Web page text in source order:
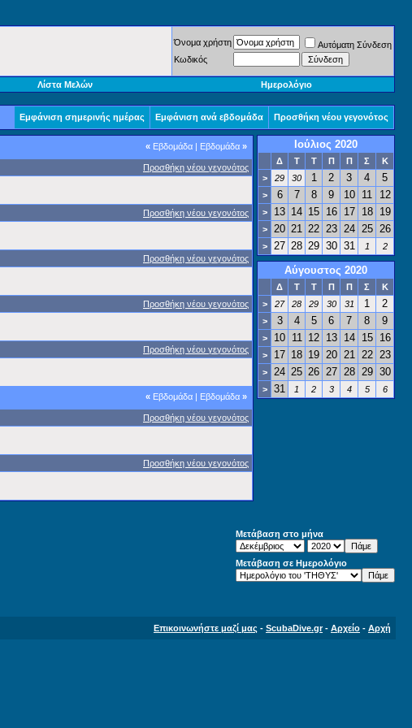
Όνομα χρήστη
Αυτόματη Σύνδεση
Κωδικός
Λίστα Μελών Ημερολόγιο
Εμφάνιση σημερινής ημέρας Εμφάνιση ανά εβδομάδα Προσθήκη νέου γεγονότος
« Εβδομάδα | Εβδομάδα »
Προσθήκη νέου γεγονότος
Προσθήκη νέου γεγονότος
Προσθήκη νέου γεγονότος
Προσθήκη νέου γεγονότος
Προσθήκη νέου γεγονότος
« Εβδομάδα | Εβδομάδα »
Προσθήκη νέου γεγονότος
Προσθήκη νέου γεγονότος
Ιούλιος 2020
Δ Τ Τ Π Π Σ
Κ
>
29 30 1 2 3 4 5
> 6 7 8 9 10 11 12
> 13 14 15 16 17 18 19
> 20 21 22 23 24 25 26
> 27 28 29 30 31 1 2
Αύγουστος 2020
Δ Τ Τ Π Π Σ
Κ
>
27 28 29 30 31 1 2
> 3 4 5 6 7 8 9
> 10 11 12 13 14 15 16
> 17 18 19 20 21 22 23
> 24 25 26 27 28 29 30
> 31 1 2 3 4 5 6
Μετάβαση στο μήνα
Μετάβαση σε Ημερολόγιο
Επικοινωνήστε μαζί μας - ScubaDive.gr- Αρχείο - Αρχή